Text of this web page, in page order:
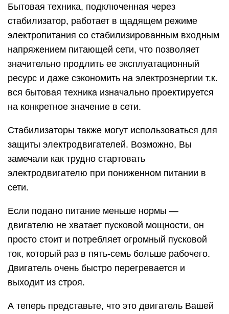
Бытовая техника, подключенная через
стабилизатор, работает в щадящем режиме
электропитания со стабилизированным входным
напряжением питающей сети, что позволяет
значительно продлить ее эксплуатационный
ресурс и даже сэкономить на электроэнергии т.к.
вся бытовая техника изначально проектируется
на конкретное значение в сети.
Стабилизаторы также могут использоваться для
защиты электродвигателей. Возможно, Вы
замечали как трудно стартовать
электродвигателю при пониженном питании в
сети.
Если подано питание меньше нормы —
двигателю не хватает пусковой мощности, он
просто стоит и потребляет огромный пусковой
ток, который раз в пять-семь больше рабочего.
Двигатель очень быстро перегревается и
выходит из строя.
А теперь представьте, что это двигатель Вашей